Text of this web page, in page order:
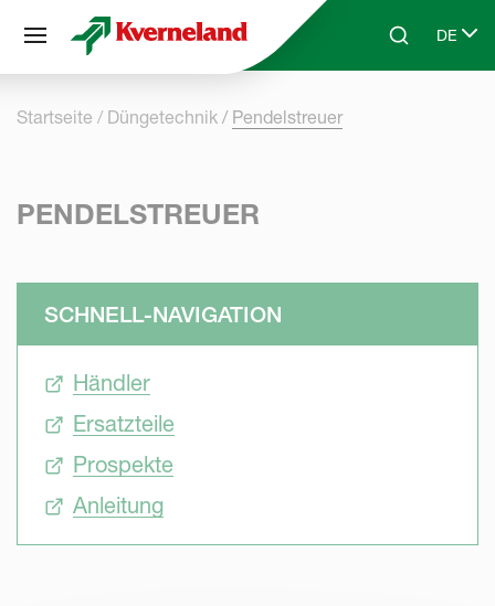
Skip to main contentSearchDE
Select
Startseite Düngetechnik Pendelstreuer
PENDELSTREUER
SCHNELL-NAVIGATION
Händler
Ersatzteile
Prospekte
Anleitung
Cookie-Einstellungen